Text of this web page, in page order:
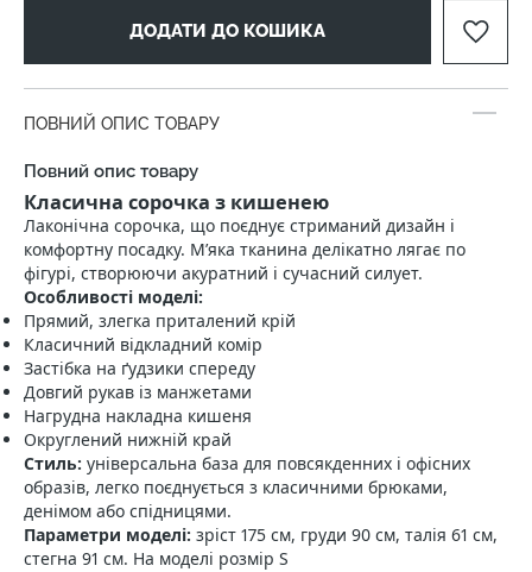
ДОДАТИ ДО КОШИКА
ПОВНИЙ ОПИС ТОВАРУ
Повний опис товару
Класична сорочка з кишенею
Лаконічна сорочка, що поєднує стриманий дизайн і
комфортну посадку. М’яка тканина делікатно лягає по
фігурі, створюючи акуратний і сучасний силует.
Особливості моделі:
Прямий, злегка приталений крій
Класичний відкладний комір
Застібка на ґудзики спереду
Довгий рукав із манжетами
Нагрудна накладна кишеня
Округлений нижній край
Стиль: універсальна база для повсякденних і офісних
образів, легко поєднується з класичними брюками,
денімом або спідницями.
Параметри моделі: зріст 175 см, груди 90 см, талія 61 см,
стегна 91 см. На моделі розмір S